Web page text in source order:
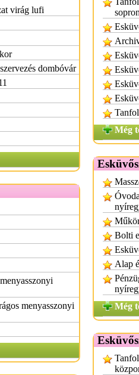
virág lufi
dombóvár
menyasszonyi
Még
Bolti
Alap
Még